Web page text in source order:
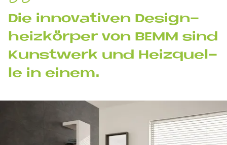
Die in­no­va­ti­ven De­sign­
heiz­kör­per von BEMM sind
Kunst­werk und Heiz­quel­
le in ei­nem.